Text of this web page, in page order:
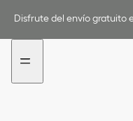
Descubra la
Disfrute del envío gratuito
filtro